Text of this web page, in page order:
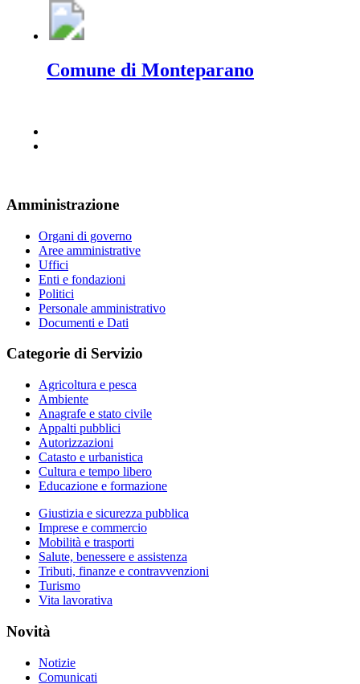
Comune di Monteparano
Amministrazione
Organi di governo
Aree amministrative
Uffici
Enti e fondazioni
Politici
Personale amministrativo
Documenti e Dati
Categorie di Servizio
Agricoltura e pesca
Ambiente
Anagrafe e stato civile
Appalti pubblici
Autorizzazioni
Catasto e urbanistica
Cultura e tempo libero
Educazione e formazione
Giustizia e sicurezza pubblica
Imprese e commercio
Mobilità e trasporti
Salute, benessere e assistenza
Tributi, finanze e contravvenzioni
Turismo
Vita lavorativa
Novità
Notizie
Comunicati